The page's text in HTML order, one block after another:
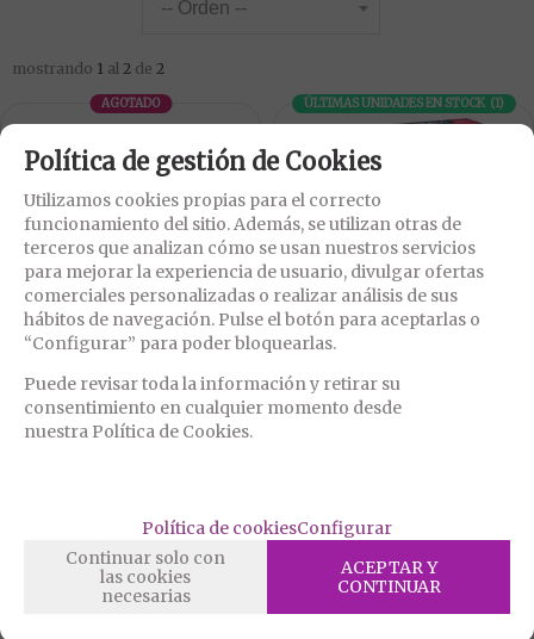
mostrando 1 al 2 de 2
AGOTADO
D-242560
PROCELL - INTENSE POWER
ALCALINA LR03 AAA 1,5V CAJA*10
13,99 €
21.00%IVA incluido
RESERVAR
ÚLTIMAS UNIDADES EN STOCK (1)
D-242559
PROCELL - INTENSE POWER
ALCALINA LR6 AA 1,5V CAJA*10
21.00%
mostrando de
Política de gestión de Cookies
Utilizamos cookies propias para el correcto
funcionamiento del sitio. Además, se utilizan otras de
terceros que analizan cómo se usan nuestros servicios
para mejorar la experiencia de usuario, divulgar ofertas
comerciales personalizadas o realizar análisis de sus
hábitos de navegación. Pulse el botón para aceptarlas o
“Configurar” para poder bloquearlas.
Puede revisar toda la información y retirar su
consentimiento en cualquier momento desde
nuestra Política de Cookies.
Política de cookiesConfigurar
Continuar solo con
las cookies
necesarias
ACEPTAR Y
CONTINUAR